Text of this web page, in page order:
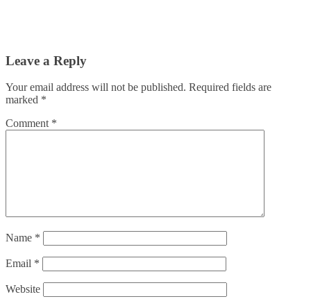
Leave a Reply
Your email address will not be published. Required fields are
marked *
Comment *
Name *
Email *
Website